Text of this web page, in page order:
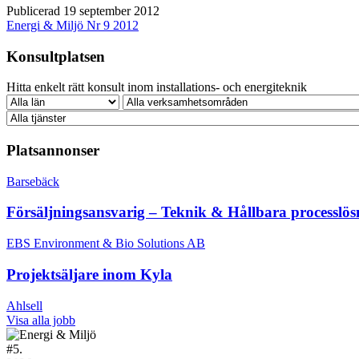
Publicerad 19 september 2012
Energi & Miljö Nr 9 2012
Konsultplatsen
Hitta enkelt rätt konsult inom installations- och energiteknik
Platsannonser
Barsebäck
Försäljningsansvarig – Teknik & Hållbara
EBS Environment & Bio Solutions AB
Projektsäljare inom Kyla
Ahlsell
Visa alla jobb
#5.